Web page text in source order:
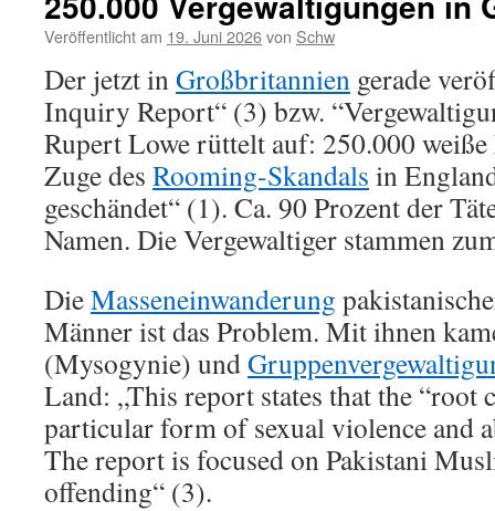
Veröffentlicht am 19. Juni 2026von Schw
Der jetzt inGroßbritannien gerade
Inquiry Report“ (3) bzw.
Rupert Lowe rüttelt auf: 250.000
Zuge des Rooming-Skandals in
geschändet“ (1). Ca. 90 Prozent der
Namen. Die Vergewaltiger stammen
DieMasseneinwanderung
Männer ist das Problem. Mit ihnen
(Mysogynie) und
Land: „This report states that the “root
particular form of sexual violence and
The report is focused on Pakistani
offending“ (3).